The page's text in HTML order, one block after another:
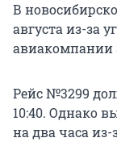
В
августа из-за
авиакомпании
Рейс №3299
10:40. Однако
на два часа